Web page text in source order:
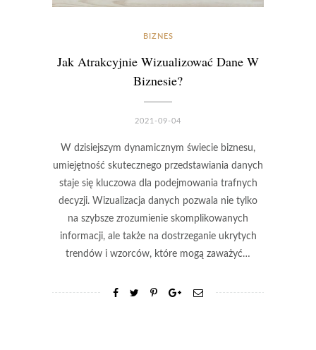
BIZNES
Jak Atrakcyjnie Wizualizować Dane W
Biznesie?
2021-09-04
W dzisiejszym dynamicznym świecie biznesu,
umiejętność skutecznego przedstawiania danych
staje się kluczowa dla podejmowania trafnych
decyzji. Wizualizacja danych pozwala nie tylko
na szybsze zrozumienie skomplikowanych
informacji, ale także na dostrzeganie ukrytych
trendów i wzorców, które mogą zaważyć…